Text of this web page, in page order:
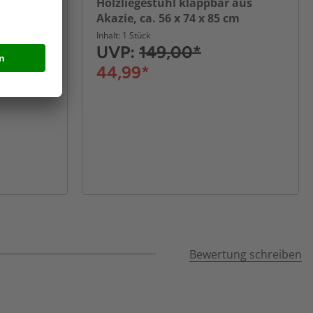
Akazie, ca. 56 x 74 x 85 cm
Inhalt: 1 Stück
UVP: 149,00*
44,99*
Bewertung schreiben